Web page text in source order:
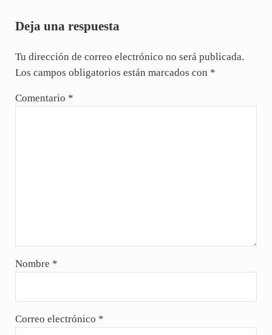
Deja una respuesta
Tu dirección de correo electrónico no será publicada.
Los campos obligatorios están marcados con *
Comentario *
Nombre *
Correo electrónico *